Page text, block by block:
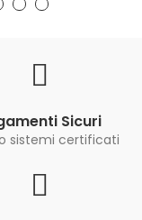
Sicuri
sistemi certificati